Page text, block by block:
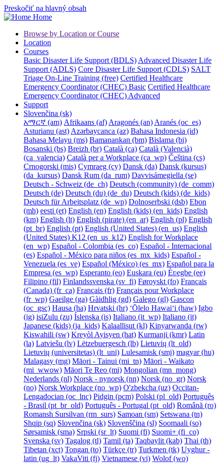
Preskočiť na hlavný obsah
Home
Browse by Location or Course
Location
Courses
Basic Disaster Life Support (BDLS) Advanced Disaster Life
Support (ADLS) Core Disaster Life Support (CDLS) SALT
Triage On-Line Training (free) Certified Healthcare
Emergency Coordinator (CHEC) Basic Certified Healthcare
Emergency Coordinator (CHEC) Advanced
Support
Slovenčina ‎(sk)‎
አማርኛ ‎(am)‎ Afrikaans ‎(af)‎ Aragonés ‎(an)‎ Aranés ‎(oc_es)‎
Asturianu ‎(ast)‎ Azərbaycanca ‎(az)‎ Bahasa Indonesia ‎(id)‎
Bahasa Melayu ‎(ms)‎ Bamanankan ‎(bm)‎ Bislama ‎(bi)‎
Bosanski ‎(bs)‎ Breizh ‎(br)‎ Català ‎(ca)‎ Català (Valencià)
‎(ca_valencia)‎ Català per a Workplace ‎(ca_wp)‎ Čeština ‎(cs)‎
Crnogorski ‎(mis)‎ Cymraeg ‎(cy)‎ Dansk ‎(da)‎ Dansk (kursus)
‎(da_kursus)‎ Dansk Rum ‎(da_rum)‎ Davvisámegiella ‎(se)‎
Deutsch - Schweiz ‎(de_ch)‎ Deutsch (community) ‎(de_comm)‎
Deutsch ‎(de)‎ Deutsch (du) ‎(de_du)‎ Deutsch (kids) ‎(de_kids)‎
Deutsch für Arbeitsplatz ‎(de_wp)‎ Dolnoserbski ‎(dsb)‎ Ebon
‎(mh)‎ eesti ‎(et)‎ English ‎(en)‎ English (kids) ‎(en_kids)‎ English
‎(km)‎ English ‎(lt)‎ English (pirate) ‎(en_ar)‎ English ‎(pl)‎ English
‎(pt_br)‎ English ‎(pt)‎ English (United States) ‎(en_us)‎ English
(United States) K12 ‎(en_us_k12)‎ English for Workplace
‎(en_wp)‎ Español - Colombia ‎(es_co)‎ Español - Internacional
‎(es)‎ Español - México para niños ‎(es_mx_kids)‎ Español -
Venezuela ‎(es_ve)‎ Español (México) ‎(es_mx)‎ Español para la
Empresa ‎(es_wp)‎ Esperanto ‎(eo)‎ Euskara ‎(eu)‎ Èʋegbe ‎(ee)‎
Filipino ‎(fil)‎ Finlandssvenska ‎(sv_fi)‎ Føroyskt ‎(fo)‎ Français
(Canada) ‎(fr_ca)‎ Français ‎(fr)‎ Français pour Workplace
‎(fr_wp)‎ Gaeilge ‎(ga)‎ Gàidhlig ‎(gd)‎ Galego ‎(gl)‎ Gascon
‎(oc_gsc)‎ Hausa ‎(ha)‎ Hrvatski ‎(hr)‎ ʻŌlelo Hawaiʻi ‎(haw)‎ Igbo
‎(ig)‎ isiZulu ‎(zu)‎ Íslenska ‎(is)‎ Italiano ‎(it_wp)‎ Italiano ‎(it)‎
Japanese (kids) ‎(ja_kids)‎ Kalaallisut ‎(kl)‎ Kinyarwanda ‎(rw)‎
Kiswahili ‎(sw)‎ Kreyòl Ayisyen ‎(hat)‎ Kurmanji ‎(kmr)‎ Latin
‎(la)‎ Latviešu ‎(lv)‎ Lëtzebuergesch ‎(lb)‎ Lietuvių ‎(lt_old)‎
Lietuvių (universitetas) ‎(lt_uni)‎ Lulesamisk ‎(smj)‎ magyar ‎(hu)‎
Malagasy ‎(mg)‎ Māori - Tainui ‎(mi_tn)‎ Māori - Waikato
‎(mi_wwow)‎ Māori Te Reo ‎(mi)‎ Mongolian ‎(mn_mong)‎
Nederlands ‎(nl)‎ Norsk - nynorsk ‎(nn)‎ Norsk ‎(no_gr)‎ Norsk
‎(no)‎ Norsk Workplace ‎(no_wp)‎ O'zbekcha ‎(uz)‎ Occitan-
Lengadocian ‎(oc_lnc)‎ Pidgin ‎(pcm)‎ Polski ‎(pl_old)‎ Português
- Brasil ‎(pt_br_old)‎ Português - Portugal ‎(pt_old)‎ Română ‎(ro)‎
Romansh Sursilvan ‎(rm_surs)‎ Samoan ‎(sm)‎ Setswana ‎(tn)‎
Shqip ‎(sq)‎ Slovenčina ‎(sk)‎ Slovenščina ‎(sl)‎ Soomaali ‎(so)‎
Sørsamisk ‎(sma)‎ Srpski ‎(sr_lt)‎ Suomi ‎(fi)‎ Suomi+ ‎(fi_co)‎
Svenska ‎(sv)‎ Tagalog ‎(tl)‎ Tamil ‎(ta)‎ Taqbaylit ‎(kab)‎ Thai ‎(th)‎
Tibetan ‎(xct)‎ Tongan ‎(to)‎ Türkçe ‎(tr)‎ Turkmen ‎(tk)‎ Uyghur -
latin ‎(ug_lt)‎ VakaViti ‎(fj)‎ Vietnamese ‎(vi)‎ Wolof ‎(wo)‎